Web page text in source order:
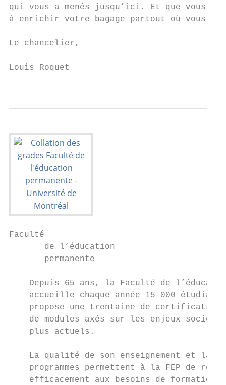
qui vous a menés jusqu’ici. Et que vous
à enrichir votre bagage partout où vous
Le chancelier,
Louis Roquet
Faculté
       de l’éducation
       permanente
Depuis 65 ans, la Faculté de
accueille chaque année 15 000
propose une trentaine de certificats
de modules axés sur les enjeux
plus actuels.
La qualité de son enseignement et la
programmes permettent à la FEP de
efficacement aux besoins de formation